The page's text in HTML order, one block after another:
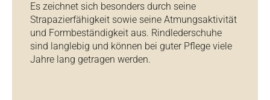
Es zeichnet sich besonders durch seine
Strapazierfähigkeit sowie seine Atmungsaktivität
und Formbeständigkeit aus. Rindlederschuhe
sind langlebig und können bei guter Pflege viele
Jahre lang getragen werden.